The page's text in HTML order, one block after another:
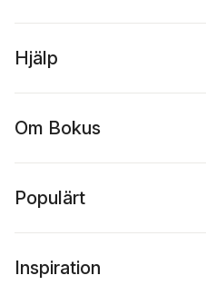
Hjälp
Om Bokus
Populärt
Inspiration